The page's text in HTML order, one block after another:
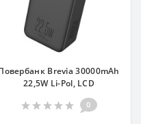
Brevia 30000mAh
22,5W Li-Pol, LCD
0